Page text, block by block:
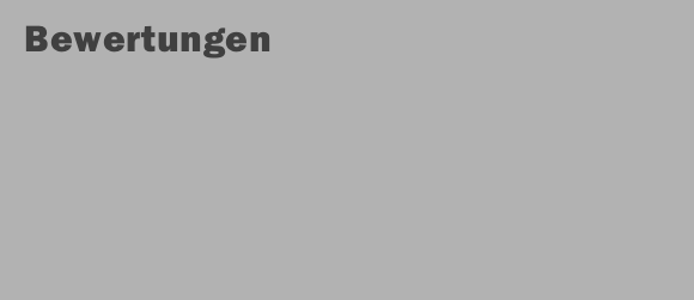
Bewertungen